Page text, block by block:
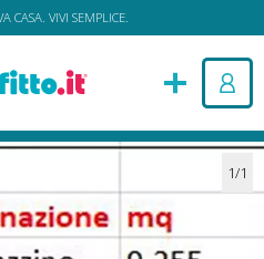
CASA. VIVI SEMPLICE.
1/1